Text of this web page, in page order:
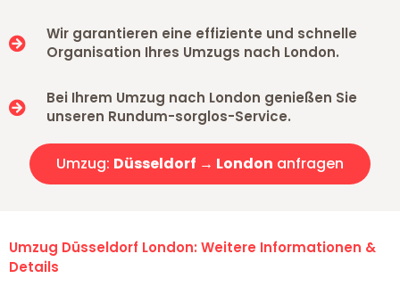
Wir garantieren eine effiziente und schnelle
Organisation Ihres Umzugs nach London.
Bei Ihrem Umzug nach London genießen Sie
unseren Rundum-sorglos-Service.
Umzug: Düsseldorf → London anfragen
Umzug Düsseldorf London: Weitere Informationen &
Details